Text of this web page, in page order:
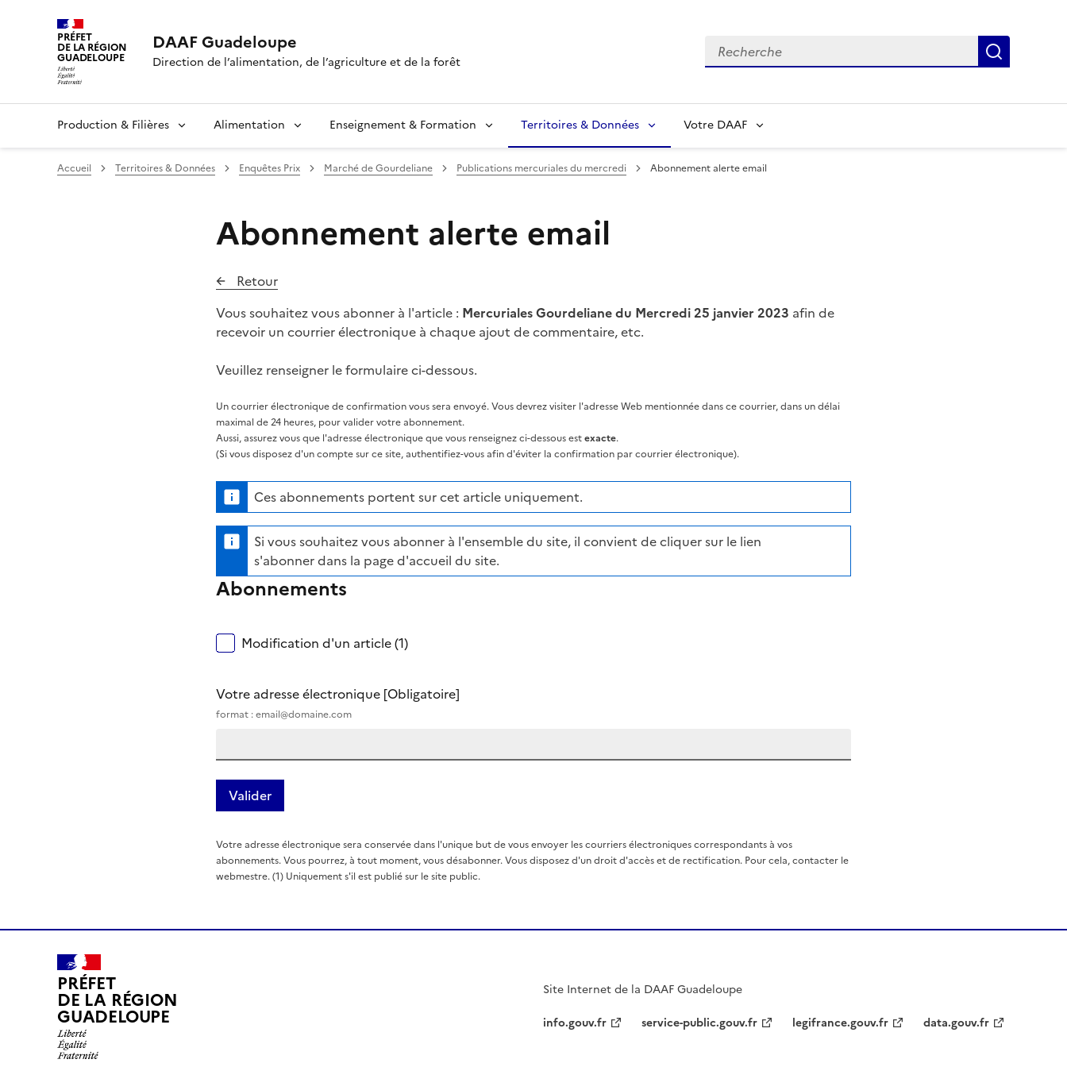
PRÉFET
DE LA RÉGION
GUADELOUPE
DAAF Guadeloupe
Direction de l’alimentation, de l’agriculture et de la forêt
Recherche
Production & Filières Alimentation Enseignement & Formation Territoires & Données Votre DAAF
Accueil Territoires & Données Enquêtes Prix Marché de Gourdeliane Publications mercuriales du mercredi Abonnement alerte email
Abonnement alerte email
Retour
Vous souhaitez vous abonner à l'article : Mercuriales Gourdeliane du Mercredi 25 janvier 2023 afin de
recevoir un courrier électronique à chaque ajout de commentaire, etc.
Veuillez renseigner le formulaire ci-dessous.
Un courrier électronique de confirmation vous sera envoyé. Vous devrez visiter l'adresse Web mentionnée dans ce courrier, dans un délai
maximal de 24 heures, pour valider votre abonnement.
Aussi, assurez vous que l'adresse électronique que vous renseignez ci-dessous estexacte.
(Si vous disposez d'un compte sur ce site, authentifiez-vous afin d'éviter la confirmation par courrier électronique).
Ces abonnements portent sur cet article uniquement.
Si vous souhaitez vous abonner à l'ensemble du site, il convient de cliquer sur le lien
s'abonner dans la page d'accueil du site.
Abonnements
Modification d'un article (1)
Votre adresse électronique [Obligatoire]
format : email@domaine.com
Votre adresse électronique sera conservée dans l'unique but de vous envoyer les courriers électroniques correspondants à vos
abonnements. Vous pourrez, à tout moment, vous désabonner. Vous disposez d'un droit d'accès et de rectification. Pour cela, contacter le
webmestre. (1) Uniquement s'il est publié sur le site public.
PRÉFET
DE LA RÉGION
GUADELOUPE
Site Internet de la DAAF Guadeloupe
info.gouv.fr
service-public.gouv.fr legifrance.gouv.fr data.gouv.fr